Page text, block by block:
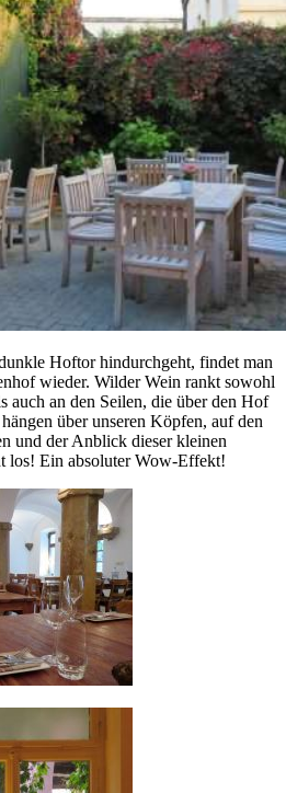
Hoftor hindurchgeht, findet man
wieder. Wilder Wein rankt sowohl
auch an den Seilen, die über den Hof
über unseren Köpfen, auf den
und der Anblick dieser kleinen
los! Ein absoluter Wow-Effekt!